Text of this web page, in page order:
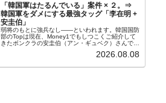
「韓国軍はたるんでいる」案件 × ２。⇒
韓国軍をダメにする最強タッグ「李在明 +
安圭伯」
弱将のもとに強兵なし――といわれます。韓国国防
部のTopは現在、Money1でもしつこくご紹介して
きたボンクラの安圭伯（アン・ギュベク）さんで
さんと「韓国初の文官上がり」の国防部長官安圭伯
2026.08.08